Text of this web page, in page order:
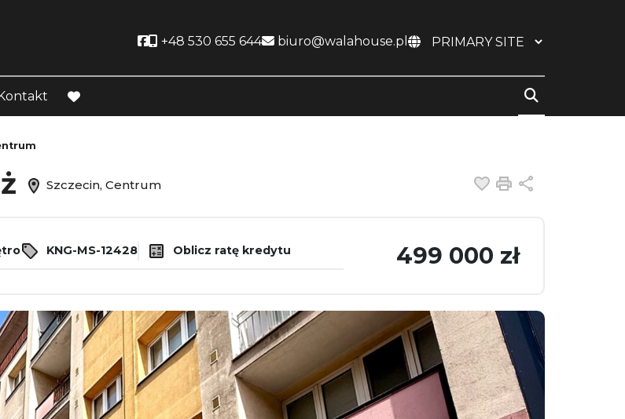
Social link
+48 530 655 644 biuro@walahouse.pl
favorite
Szczecin, Centrum Dodaj do
Drukuj
KNG-MS-12428 Oblicz ratę kredytu 499 000 zł